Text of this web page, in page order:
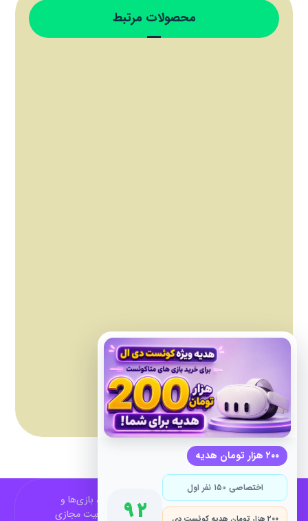
محصولات مرتبط
QuestDL مرجع فارسی اخبار، آموزش‌ها، بازی‌ها و
فناوری‌های مرتبط با Meta Quest و واقعیت مجازی
۲۰۰ هزار تومان هدیه
اختصاصی ۱۵۰ نفر اول
۹۲